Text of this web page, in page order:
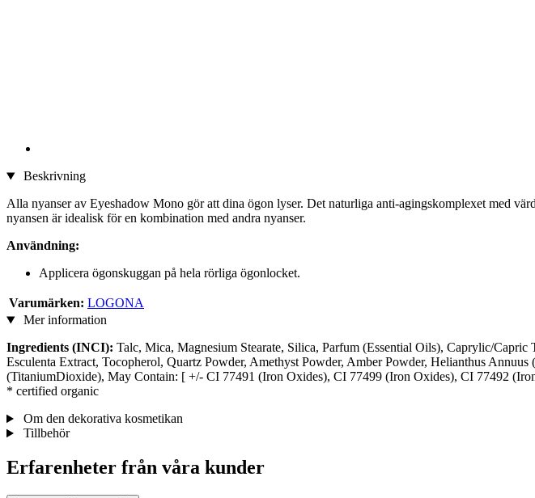
Beskrivning
Alla nyanser av Eyeshadow Mono gör att dina ögon lyser. Det naturliga anti-agingskomplexet med
nyansen är idealisk för en kombination med andra nyanser.
Användning:
Applicera ögonskuggan på hela rörliga ögonlocket.
Varumärken: LOGONA
Mer information
Ingredients (INCI): Talc, Mica, Magnesium Stearate, Silica, Parfum (Essential Oils), Caprylic/
Esculenta Extract, Tocopherol, Quartz Powder, Amethyst Powder, Amber Powder, Helianthus
(TitaniumDioxide), May Contain: [ +/- CI 77491 (Iron Oxides), CI 77499 (Iron Oxides), CI 77492
* certified organic
Om den dekorativa kosmetikan
Tillbehör
Erfarenheter från våra kunder